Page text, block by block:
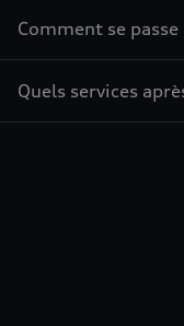
Comment se
Quels services